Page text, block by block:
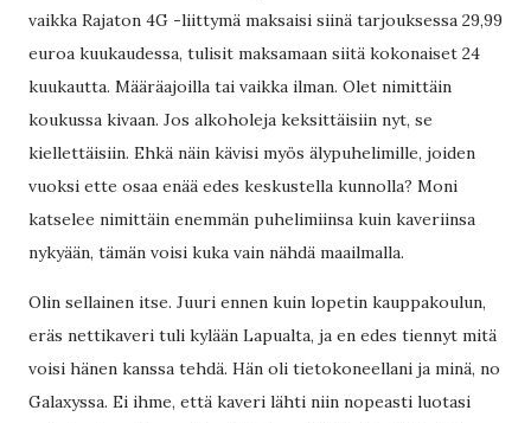
vaikka Rajaton 4G -liittymä maksaisi siinä tarjouksessa 29,99
euroa kuukaudessa, tulisit maksamaan siitä kokonaiset 24
kuukautta. Määräajoilla tai vaikka ilman. Olet nimittäin
koukussa kivaan. Jos alkoholeja keksittäisiin nyt, se
kiellettäisiin. Ehkä näin kävisi myös älypuhelimille, joiden
vuoksi ette osaa enää edes keskustella kunnolla? Moni
katselee nimittäin enemmän puhelimiinsa kuin kaveriinsa
nykyään, tämän voisi kuka vain nähdä maailmalla.
Olin sellainen itse. Juuri ennen kuin lopetin kauppakoulun,
eräs nettikaveri tuli kylään Lapualta, ja en edes tiennyt mitä
voisi hänen kanssa tehdä. Hän oli tietokoneellani ja minä, no
Galaxyssa. Ei ihme, että kaveri lähti niin nopeasti luotasi